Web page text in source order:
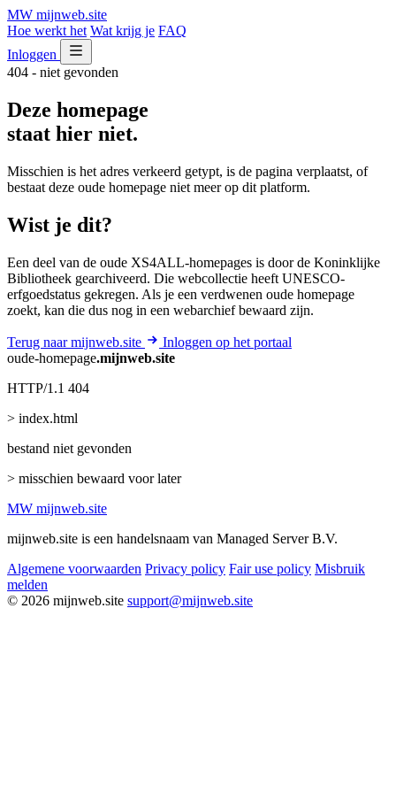
MW mijnweb.site
Hoe werkt het Wat krijg je FAQ
Inloggen
404 - niet gevonden
Deze homepage
staat hier niet.
Misschien is het adres verkeerd getypt, is de pagina verplaatst, of
bestaat deze oude homepage niet meer op dit platform.
Wist je dit?
Een deel van de oude XS4ALL-homepages is door de Koninklijke
Bibliotheek gearchiveerd. Die webcollectie heeft UNESCO-
erfgoedstatus gekregen. Als je een verdwenen oude homepage
zoekt, kan die dus nog in een webarchief bewaard zijn.
Terug naar mijnweb.site
Inloggen op het portaal
oude-homepage.mijnweb.site
HTTP/1.1 404
> index.html
bestand niet gevonden
> misschien bewaard voor later
MW mijnweb.site
mijnweb.site is een handelsnaam van Managed Server B.V.
Algemene voorwaarden Privacy policy Fair use policy Misbruik
melden
© 2026 mijnweb.site support@mijnweb.site